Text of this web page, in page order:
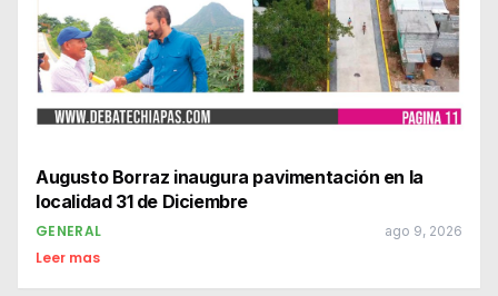
Augusto Borraz inaugura pavimentación en la
localidad 31 de Diciembre
GENERAL ago 9, 2026
Leer mas